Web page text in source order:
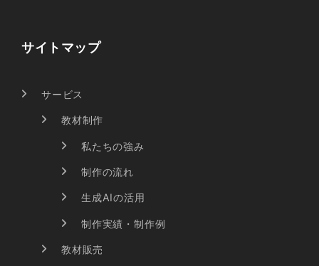
サイトマップ
サービス
教材制作
私たちの強み
制作の流れ
生成AIの活用
制作実績・制作例
教材販売